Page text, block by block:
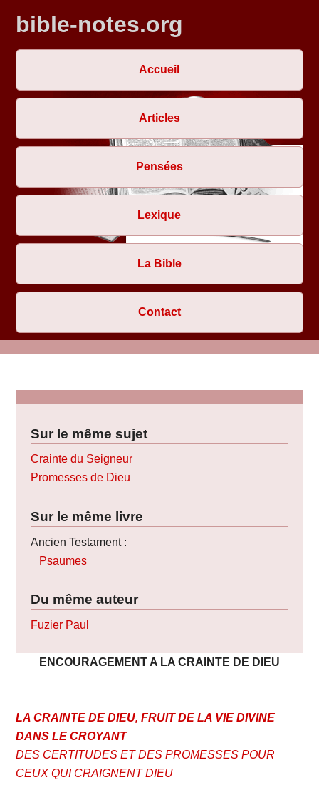
bible-notes.org
Accueil
Articles
Pensées
Lexique
La Bible
Contact
Sur le même sujet
Crainte du Seigneur
Promesses de Dieu
Sur le même livre
Ancien Testament :
Psaumes
Du même auteur
Fuzier Paul
ENCOURAGEMENT A LA CRAINTE DE DIEU
LA CRAINTE DE DIEU, FRUIT DE LA VIE DIVINE
DANS LE CROYANT
DES CERTITUDES ET DES PROMESSES POUR
CEUX QUI CRAIGNENT DIEU